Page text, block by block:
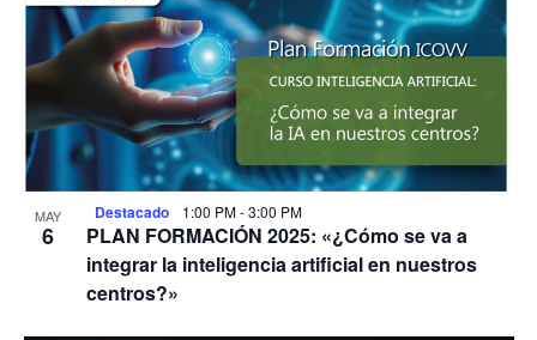
MAY
6
Destacado 1:00 PM-3:00 PM
PLAN FORMACIÓN 2025: «¿Cómo se va a
integrar la inteligencia artificial en nuestros
centros?»